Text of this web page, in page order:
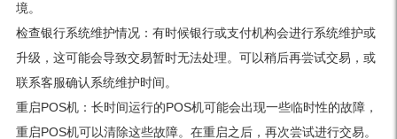
境。
检查银行系统维护情况：有时候银行或支付机构会进行系统维护或
升级，这可能会导致交易暂时无法处理。可以稍后再尝试交易，或
联系客服确认系统维护时间。
重启POS机：长时间运行的POS机可能会出现一些临时性的故障，
重启POS机可以清除这些故障。在重启之后，再次尝试进行交易。